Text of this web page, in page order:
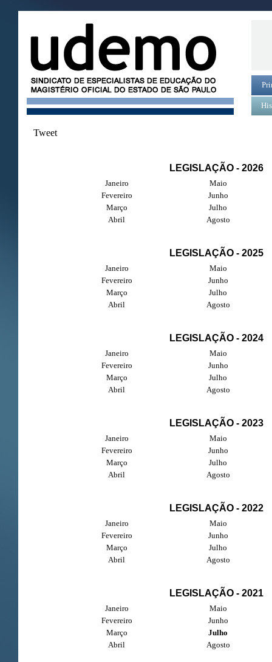
Tweet
LEGISLAÇÃO - 2026
Janeiro
Maio
Fevereiro
Junho
Março
Julho
Abril
Agosto
LEGISLAÇÃO - 2025
Janeiro
Maio
Fevereiro
Junho
Março
Julho
Abril
Agosto
LEGISLAÇÃO - 2024
Janeiro
Maio
Fevereiro
Junho
Março
Julho
Abril
Agosto
LEGISLAÇÃO - 2023
Janeiro
Maio
Fevereiro
Junho
Março
Julho
Abril
Agosto
LEGISLAÇÃO - 2022
Janeiro
Maio
Fevereiro
Junho
Março
Julho
Abril
Agosto
LEGISLAÇÃO - 2021
Janeiro
Maio
Fevereiro
Junho
Março
Julho
Abril
Agosto